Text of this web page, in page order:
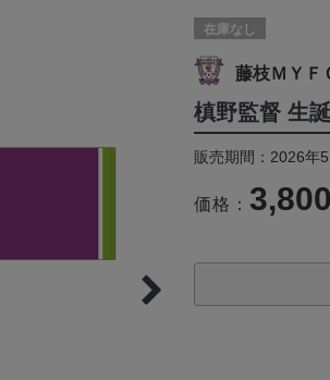
在庫なし
藤枝ＭＹＦ
槙野監督 生
販売期間：2026年
価格：